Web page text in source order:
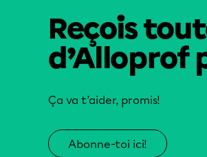
Reçois
d’Alloprof
Ça va t’aider, promis!
Abonne-toi ici!